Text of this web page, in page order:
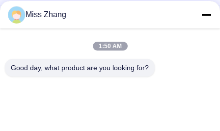
Κρεμάστε τον ανάποδο διπλό διπλής ενέργειας υδραυλικό
κριό κυλίνδρων εμβόλων υδραυλικό
Ενιαίος/διπλής ενέργειας υδραυλικός υδραυλικός
ανελκυστήρας πυλών κυλίνδρων επίπεδος για το φορτηγό
Miss Zhang
1:50 AM
Good day, what product are you looking for?